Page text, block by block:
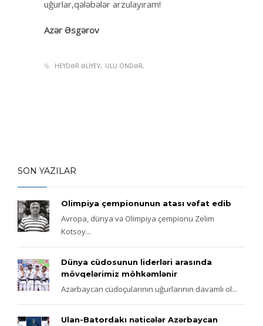
uğurlar,qələbələr arzulayıram!
Azər Əsgərov
HEYDƏR ƏLIYEV ULU ÖNDƏR
SON YAZILAR
Olimpiya çempionunun atası vəfat edib
Avropa, dünya və Olimpiya çempionu Zelim
Kotsoy...
Dünya cüdosunun liderləri arasında
mövqelərimiz möhkəmlənir
Azərbaycan cüdoçularının uğurlarının davamlı ol...
Ulan-Batordakı nəticələr Azərbaycan